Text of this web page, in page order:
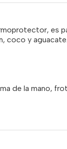
es
coco y aguacate.
de la mano,